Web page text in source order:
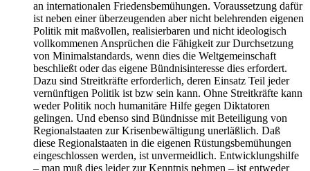
an internationalen Friedensbemühungen. Voraussetzung dafür
ist neben einer überzeugenden aber nicht belehrenden eigenen
Politik mit maßvollen, realisierbaren und nicht ideologisch
vollkommenen Ansprüchen die Fähigkeit zur Durchsetzung
von Minimalstandards, wenn dies die Weltgemeinschaft
beschließt oder das eigene Bündnisinteresse dies erfordert.
Dazu sind Streitkräfte erforderlich, deren Einsatz Teil jeder
vernünftigen Politik ist bzw sein kann. Ohne Streitkräfte kann
weder Politik noch humanitäre Hilfe gegen Diktatoren
gelingen. Und ebenso sind Bündnisse mit Beteiligung von
Regionalstaaten zur Krisenbewältigung unerläßlich. Daß
diese Regionalstaaten in die eigenen Rüstungsbemühungen
eingeschlossen werden, ist unvermeidlich. Entwicklungshilfe
– man muß dies leider zur Kenntnis nehmen – ist entweder